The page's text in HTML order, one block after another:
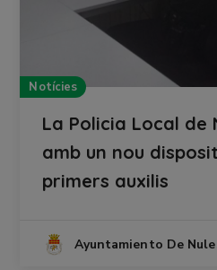
Notícies
La Policia Local de
amb un nou
primers auxilis
Ayuntamiento De